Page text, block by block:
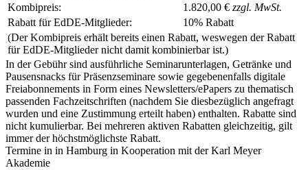
Kombipreis:
1.820,00 € zzgl. MwSt.
Rabatt für EdDE-Mitglieder:
10% Rabatt
(Der Kombipreis erhält bereits einen Rabatt, weswegen der Rabatt
für EdDE-Mitglieder nicht damit kom­bi­nier­bar ist.)
In der Gebühr sind ausführliche Seminarunterlagen, Getränke und
Pausensnacks für Präsenzseminare sowie gegebenenfalls digitale
Freiabonnements in Form eines Newsletters/ePapers zu thematisch
passenden Fachzeitschriften (nachdem Sie diesbezüglich angefragt
wurden und eine Zustimmung erteilt haben) enthalten. Rabatte sind
nicht kumulierbar. Bei mehreren aktiven Rabatten gleichzeitig, gilt
immer der höchstmöglichste Rabatt.
Termine in in Hamburg in Kooperation mit der Karl Meyer
Akademie